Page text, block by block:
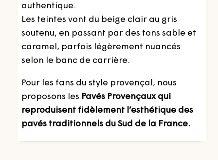
authentique.
Les teintes vont du beige clair au gris
soutenu, en passant par des tons sable et
caramel, parfois légèrement nuancés
selon le banc de carrière.
Pour les fans du style provençal, nous
proposons les Pavés Provençaux qui
reproduisent fidèlement l’esthétique des
pavés traditionnels du Sud de la France.